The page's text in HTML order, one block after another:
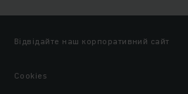
Відвідайте наш корпоративний сайт
Cookies